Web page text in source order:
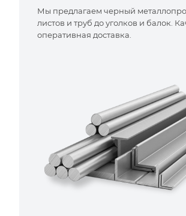
Мы предлагаем черный
листов и труб до уголков и балок.
оперативная доставка.